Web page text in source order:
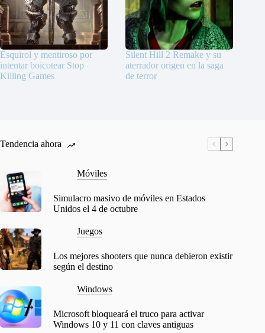
Esquirol y mentiroso por
intentar boicotear Stop
Killing Games
Silent Hill 2 Remake y su
aterrador origen en la saga
de terror
Tendencia ahora
Móviles
Simulacro masivo de móviles en Estados
Unidos el 4 de octubre
Juegos
Los mejores shooters que nunca debieron existir
según el destino
Windows
Microsoft bloqueará el truco para activar
Windows 10 y 11 con claves antiguas